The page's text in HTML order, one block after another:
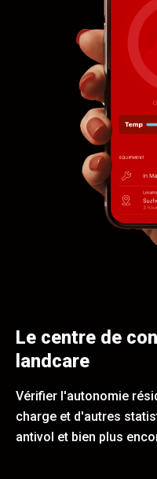
Le centre de
landcare
Vérifier l'autonomie
charge et d'autres
antivol et bien plus